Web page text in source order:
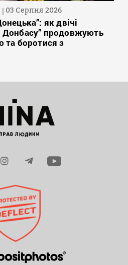
03 Серпня 2026
як двічі
Донбасу” продовжують
та боротися з